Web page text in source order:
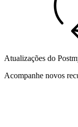
Atualizações do
Acompanhe novos